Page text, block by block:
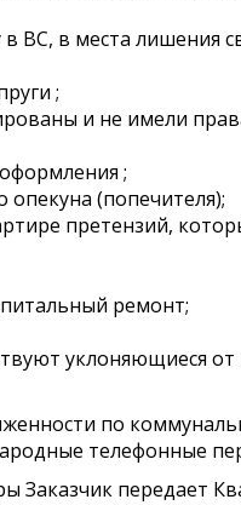
в ВС, в места лишения
;
и не имели
;
(попечителя);
претензий,
ремонт;
уклоняющиеся
по
телефонные
Заказчик передает